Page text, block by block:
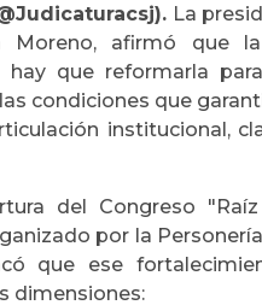
La
Moreno, afirmó que
hay que reformarla
condiciones que
institucional,
del Congreso
por la
que ese
dimensiones: